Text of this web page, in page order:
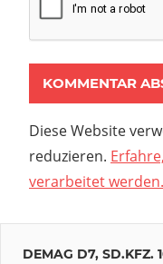
Diese Website
reduzieren.
verarbeitet werden.
DEMAG D7, SD.KFZ.